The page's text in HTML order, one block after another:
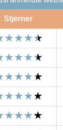
Stjerner